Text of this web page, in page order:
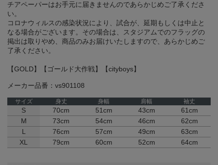
チアペーパーはお手元に届きませんのであらかじめご了承くださ
い。
コロナウィルスの感染状況により、試合が、延期もしくは中止と
なる場合がございます。その場合は、スタジアムでのフラッグの
掲出は取りやめ、商品のみお届けいたしますので、あらかじめご
了承ください。
【GOLD】【ゴールド大作戦】【cityboys】
メーカー品番：vs901108
サイズ 身丈 身幅 肩幅 袖丈
S 70cm 51cm 43cm
61cm
M
73cm 54cm 46cm
62cm
L
76cm 57cm 49cm
63cm
XL
79cm 60cm 52cm 64cm